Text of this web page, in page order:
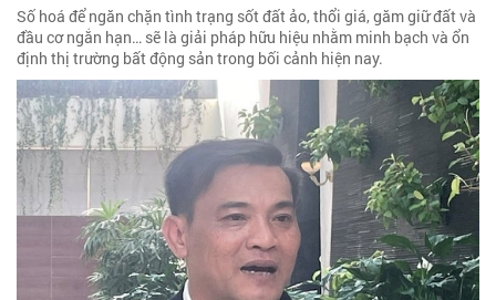
Số hoá để ngăn chặn tình trạng sốt đất ảo, thổi giá, găm giữ đất và
đầu cơ ngắn hạn… sẽ là giải pháp hữu hiệu nhằm minh bạch và ổn
định thị trường bất động sản trong bối cảnh hiện nay.